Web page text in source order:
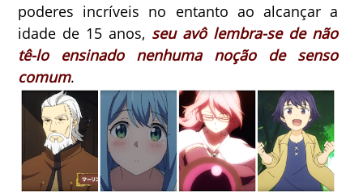
poderes incríveis no entanto ao alcançar a
idade de 15 anos, seu avô lembra-se de não
tê-lo ensinado nenhuma noção de senso
comum.